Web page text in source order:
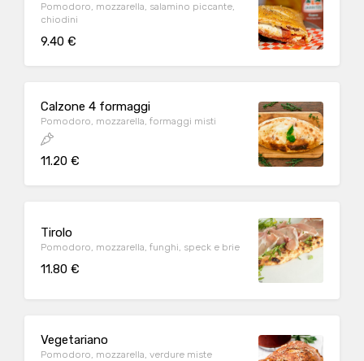
Pomodoro, mozzarella, salamino piccante,
chiodini
9.40 €
Calzone 4 formaggi
Pomodoro, mozzarella, formaggi misti
11.20 €
Tirolo
Pomodoro, mozzarella, funghi, speck e brie
11.80 €
Vegetariano
Pomodoro, mozzarella, verdure miste